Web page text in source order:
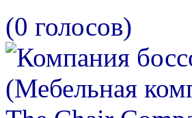
(0 голосов)